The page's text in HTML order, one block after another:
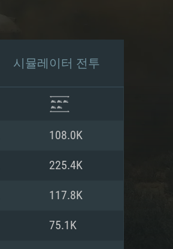
시뮬레이터 전투
108.0K
225.4K
117.8K
75.1K